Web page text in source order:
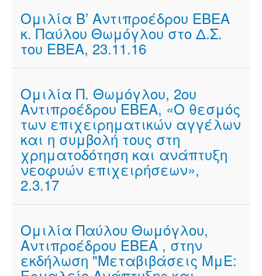
Ομιλία Β’ Αντιπροέδρου ΕΒΕΑ
κ. Παύλου Θωμόγλου στο Δ.Σ.
του ΕΒΕΑ, 23.11.16
Ομιλία Π. Θωμόγλου, 2ου
Αντιπροέδρου ΕΒΕΑ, «Ο θεσμός
των επιχειρηματικών αγγέλων
και η συμβολή τους στη
χρηματοδότηση και ανάπτυξη
νεοφυών επιχειρήσεων»,
2.3.17
Ομιλία Παύλου Θωμόγλου,
Αντιπροέδρου ΕΒΕΑ , στην
εκδήλωση "Μεταβιβάσεις ΜμΕ: